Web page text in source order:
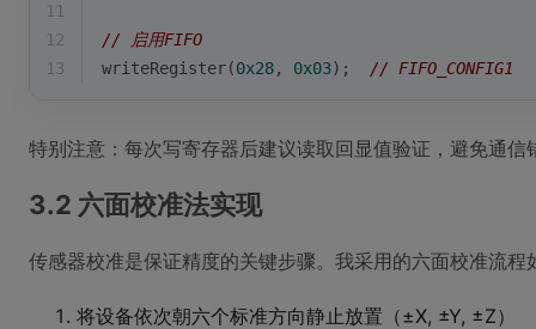
11
12
// 启用FIFO
13
writeRegister(0x28, 0x03); // FIFO_CONFIG1
特别注意：每次写寄存器后建议读取回显值验证，避免通信
3.2 六面校准法实现
传感器校准是保证精度的关键步骤。我采用的六面校准流程
将设备依次朝六个标准方向静止放置（±X, ±Y, ±Z）